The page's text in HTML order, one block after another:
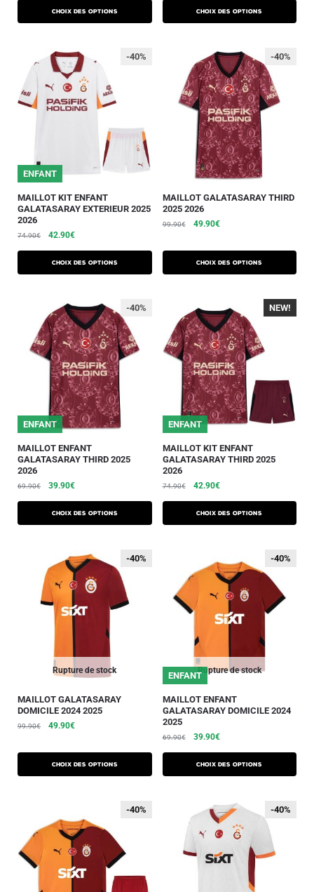
Choix des options Choix des options
-40%
25/26
ENFANT
MAILLOT KIT ENFANT
GALATASARAY EXTERIEUR 2025
2026
74.90€ 42.90€
Choix des options
-40%
MAILLOT GALATASARAY THIRD
2025 2026
99.90€ 49.90€
Choix des options
-40%
ENFANT
MAILLOT ENFANT
GALATASARAY THIRD 2025
2026
69.90€ 39.90€
Choix des options
-40%
NEW!
ENFANT
MAILLOT KIT ENFANT
GALATASARAY THIRD 2025
2026
74.90€ 42.90€
Choix des options
Rupture de stock
-40%
-40%
MAILLOT GALATASARAY
DOMICILE 2024 2025
99.90€ 49.90€
Choix des options
Rupture de stock
-40%
ENFANT
-40%
MAILLOT ENFANT
GALATASARAY DOMICILE 2024
2025
69.90€ 39.90€
Choix des options
-40%
-40% -40%
-40%